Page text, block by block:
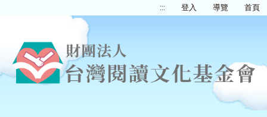
::: 登入 導覽 首頁